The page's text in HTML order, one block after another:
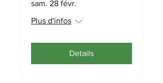
sam. 28 févr.
Plus d'infos
Details